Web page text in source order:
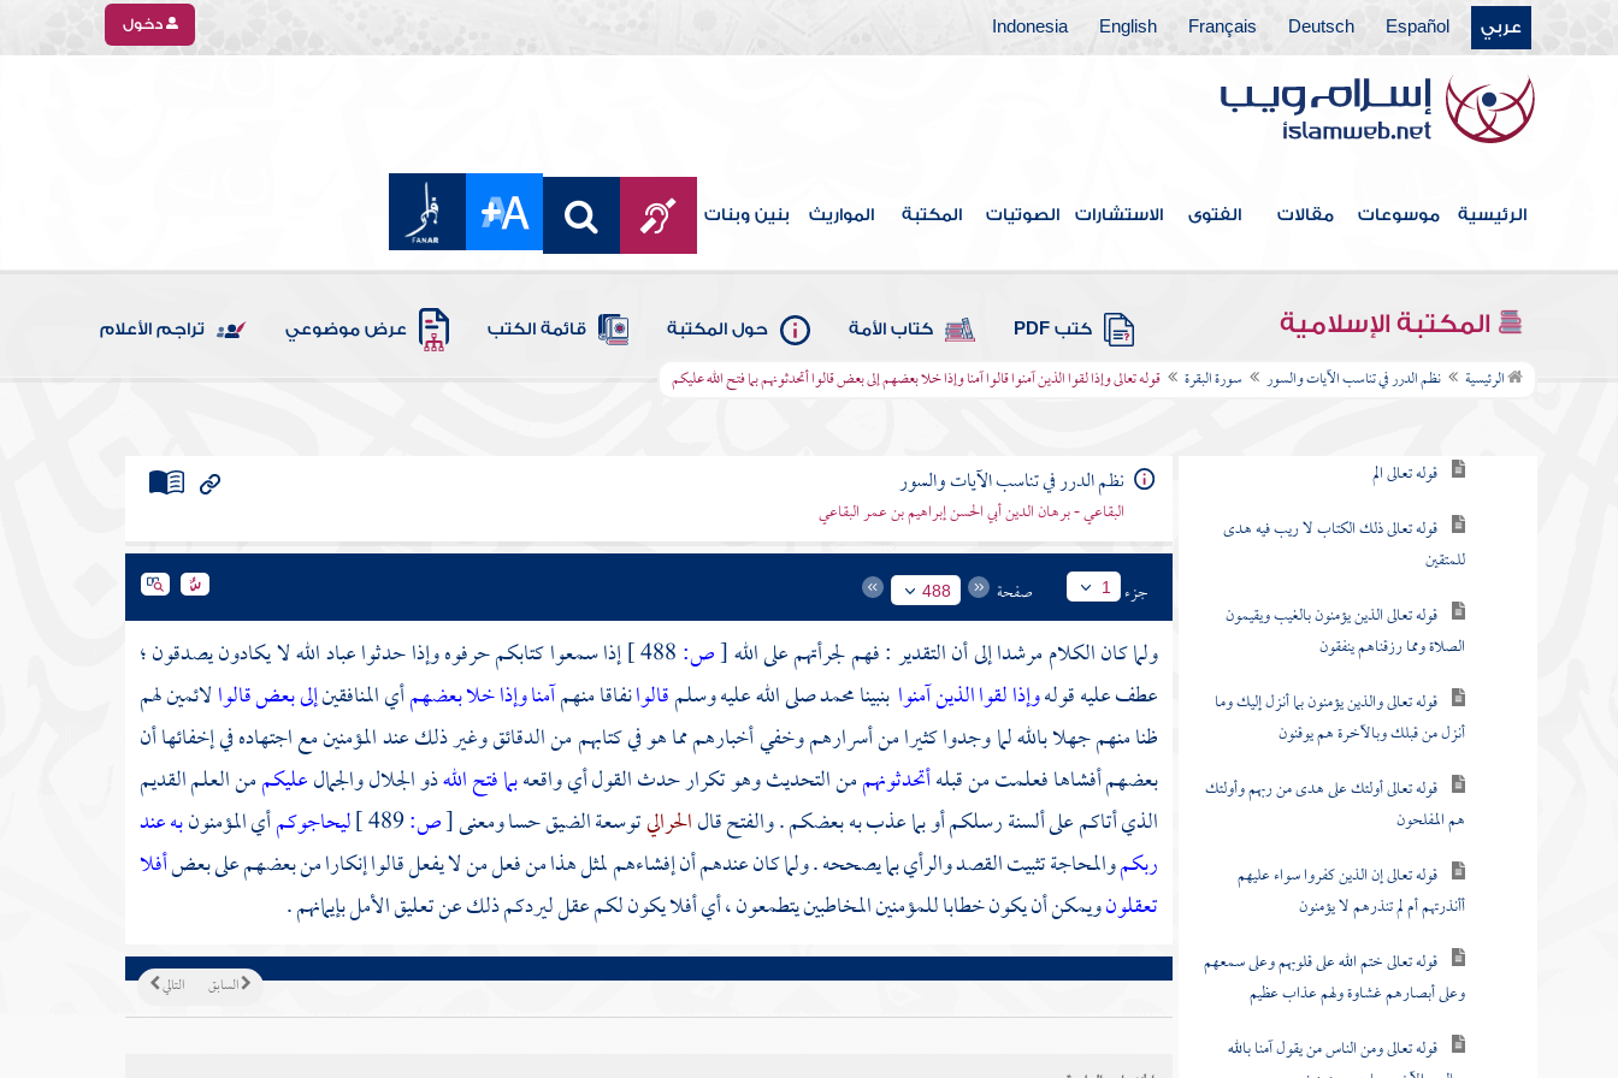
عربي Español
Deutsch
Français
English
Indonesia دخول
الرئيسية موسوعات مقالات الفتوى الاستشارات الصوتيات المكتبة المواريث بنين وبنات
المكتبة الإسلامية كتب PDF كتاب الأمة حول المكتبة قائمة الكتب عرض موضوعي تراجم الأعلام
الرئيسية نظم الدرر في تناسب الآيات والسور سورة البقرة قوله تعالى وإذا لقوا الذين آمنوا قالوا آمنا وإذا خلا بعضهم إلى بعض قالوا أتحدثونهم بما فتح الله عليكم
سورة الفاتحة
سورة البقرة
قوله تعالى الم
قوله تعالى ذلك الكتاب لا ريب فيه هدى
للمتقين
قوله تعالى الذين يؤمنون بالغيب ويقيمون
الصلاة ومما رزقناهم ينفقون
قوله تعالى والذين يؤمنون بما أنزل إليك وما
أنزل من قبلك وبالآخرة هم يوقنون
قوله تعالى أولئك على هدى من ربهم وأولئك
هم المفلحون
قوله تعالى إن الذين كفروا سواء عليهم
أأنذرتهم أم لم تنذرهم لا يؤمنون
قوله تعالى ختم الله على قلوبهم وعلى سمعهم
وعلى أبصارهم غشاوة ولهم عذاب عظيم
قوله تعالى ومن الناس من يقول آمنا بالله
نظم الدرر في تناسب الآيات والسور
البقاعي - برهان الدين أبي الحسن إبراهيم بن عمر البقاعي
جزء 1 صفحة 488
ولما كان الكلام مرشدا إلى أن التقدير : فهم لجرأتهم على الله[ص:
إذا سمعوا كتابكم حرفوه وإذا حدثوا عباد الله لا يكادون يصدقون ؛
عطف عليه قولهوإذا لقوا الذين آمنوا بنبينامحمدصلى الله عليه وسلمقالوانفاقا منهمآمنا وإذا خلا بعضهمأي المنافقينإلى بعض قالوالائمين لهم
ظنا منهم جهلا بالله لما وجدوا كثيرا من أسرارهم وخفي أخبارهم مما هو في كتابهم من الدقائق وغير ذلك عند المؤمنين مع اجتهاده في إخفائها أن
بعضهم أفشاها فعلمت من قبلهأتحدثونهممن التحديث وهو تكرار حدث القول أي واقعهبما فتح اللهذو الجلال والجمالعليكممن العلم القديم
الذي أتاكم على ألسنة رسلكم أو بما عذب به بعضكم . والفتح قالالحراليتوسعة الضيق حسا ومعنى[ص:489 ] ليحاجوكمأي المؤمنونبه عند
ربكموالمحاجة تثبيت القصد والرأي بما يصححه . ولما كان عندهم أن إفشاءهم لمثل هذا من فعل من لا يفعل قالوا إنكارا من بعضهم على بعضأفلا
تعقلونويمكن أن يكون خطابا للمؤمنين المخاطبين يتطمعون ، أي أفلا يكون لكم عقل ليردكم ذلك عن تعليق الأمل بإيمانهم .
التالي السابق